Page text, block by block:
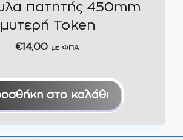
πατητής 450mm
μυτερή Token
€14,00 με ΦΠΑ
στο καλάθι